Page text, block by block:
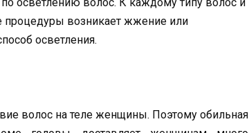
процедуры возникает жжение или
осветления.
волос на теле женщины. Поэтому обильная